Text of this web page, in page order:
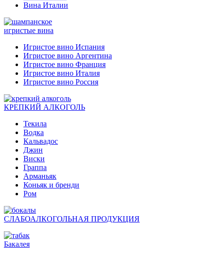
Вина Италии
игристые вина
Игристое вино Испания
Игристое вино Аргентина
Игристое вино Франция
Игристое вино Италия
Игристое вино Россия
КРЕПКИЙ АЛКОГОЛЬ
Текила
Водка
Кальвадос
Джин
Виски
Граппа
Арманьяк
Коньяк и бренди
Ром
СЛАБОАЛКОГОЛЬНАЯ ПРОДУКЦИЯ
Бакалея